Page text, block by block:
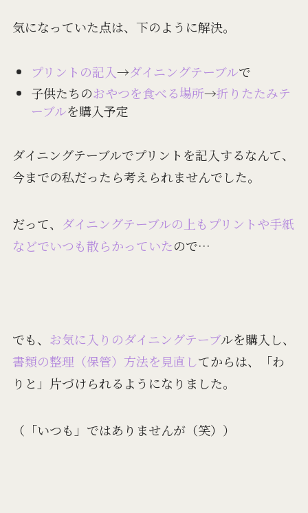
気になっていた点は、下のように解決。
プリントの記入→ダイニングテーブルで
子供たちのおやつを食べる場所→折りたたみテ
ーブルを購入予定
ダイニングテーブルでプリントを記入するなんて、
今までの私だったら考えられませんでした。
だって、 ダイニングテーブルの上もプリントや手紙
などでいつも散らかっていたので…
でも、 お気に入りのダイニングテーブルを購入し、
書類の整理（保管）方法を見直してからは、「わ
りと」片づけられるようになりました。
（「いつも」ではありませんが（笑））